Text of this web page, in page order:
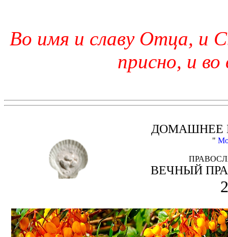
Во имя и славу Отца, и
присно, и во
ДОМАШНЕЕ
"
ВЕЧНЫЙ